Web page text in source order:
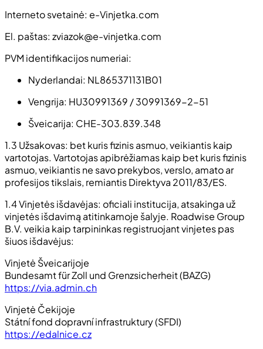
Interneto svetainė: e-Vinjetka.com
El. paštas: zviazok@e-vinjetka.com
PVM identifikacijos numeriai:
Nyderlandai: NL865371131B01
Vengrija: HU30991369 / 30991369-2-51
Šveicarija: CHE-303.839.348
1.3 Užsakovas: bet kuris fizinis asmuo, veikiantis kaip
vartotojas. Vartotojas apibrėžiamas kaip bet kuris fizinis
asmuo, veikiantis ne savo prekybos, verslo, amato ar
profesijos tikslais, remiantis Direktyva 2011/83/ES.
1.4 Vinjetės išdavėjas: oficiali institucija, atsakinga už
vinjetės išdavimą atitinkamoje šalyje. Roadwise Group
B.V. veikia kaip tarpininkas registruojant vinjetes pas
šiuos išdavėjus:
Vinjetė Šveicarijoje
Bundesamt für Zoll und Grenzsicherheit (BAZG)
https://via.admin.ch
Vinjetė Čekijoje
Státní fond dopravní infrastruktury (SFDI)
https://edalnice.cz